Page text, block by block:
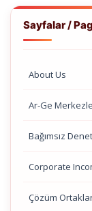
Sayfalar /
About Us
Ar-Ge
Bağımsız
Corporate
Çözüm